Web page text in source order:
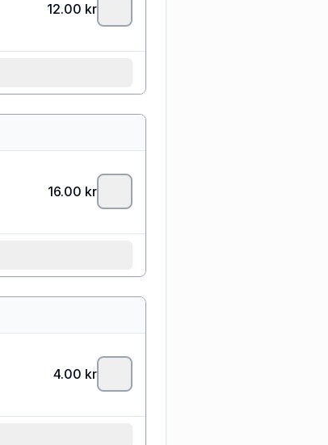
12.00 kr
16.00 kr
4.00 kr